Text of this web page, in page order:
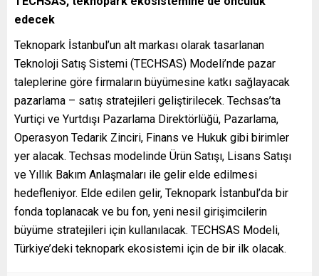
edecek
Teknopark İstanbul’un alt markası olarak tasarlanan
Teknoloji Satış Sistemi (TECHSAS) Modeli’nde pazar
taleplerine göre firmaların büyümesine katkı sağlayacak
pazarlama – satış stratejileri geliştirilecek. Techsas’ta
Yurtiçi ve Yurtdışı Pazarlama Direktörlüğü, Pazarlama,
Operasyon Tedarik Zinciri, Finans ve Hukuk gibi birimler
yer alacak. Techsas modelinde Ürün Satışı, Lisans Satışı
ve Yıllık Bakım Anlaşmaları ile gelir elde edilmesi
hedefleniyor. Elde edilen gelir, Teknopark İstanbul’da bir
fonda toplanacak ve bu fon, yeni nesil girişimcilerin
büyüme stratejileri için kullanılacak. TECHSAS Modeli,
Türkiye’deki teknopark ekosistemi için de bir ilk olacak.